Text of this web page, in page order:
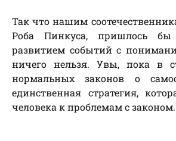
Так что нашим
Роба Пинкуса, пришлось бы
развитием событий с
ничего нельзя. Увы, пока в
нормальных законов о
единственная стратегия,
человека к проблемам с законом.